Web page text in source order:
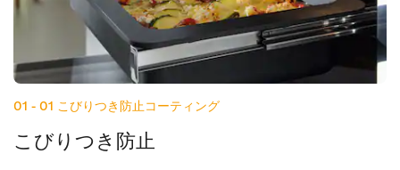
01 - 01 こびりつき防止コーティング
こびりつき防止